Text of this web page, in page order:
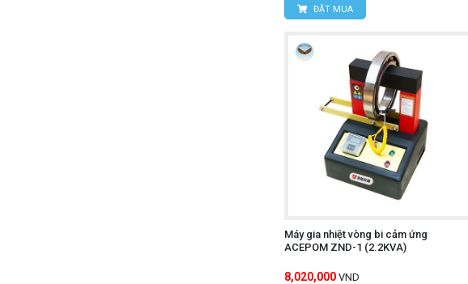
ĐẶT MUA
Máy gia nhiệt vòng bi cảm ứng
ACEPOM ZND-1 (2.2KVA)
8,020,000 VND